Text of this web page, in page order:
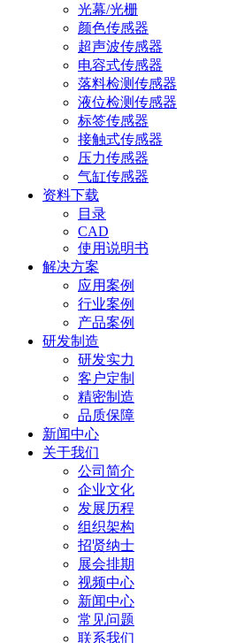
光幕/光栅
颜色传感器
超声波传感器
电容式传感器
落料检测传感器
液位检测传感器
标签传感器
接触式传感器
压力传感器
气缸传感器
资料下载
目录
CAD
使用说明书
解决方案
应用案例
行业案例
产品案例
研发制造
研发实力
客户定制
精密制造
品质保障
新闻中心
关于我们
公司简介
企业文化
发展历程
组织架构
招贤纳士
展会排期
视频中心
新闻中心
常见问题
联系我们